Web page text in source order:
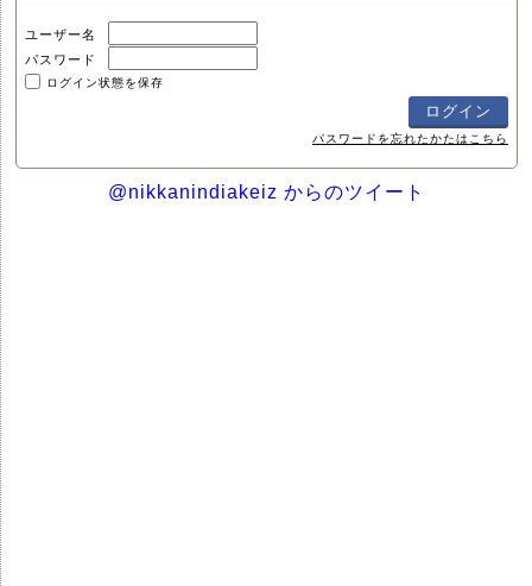
ユーザー名
パスワード
ログイン状態を保存
パスワードを忘れたかたはこちら
@nikkanindiakeiz からのツイート